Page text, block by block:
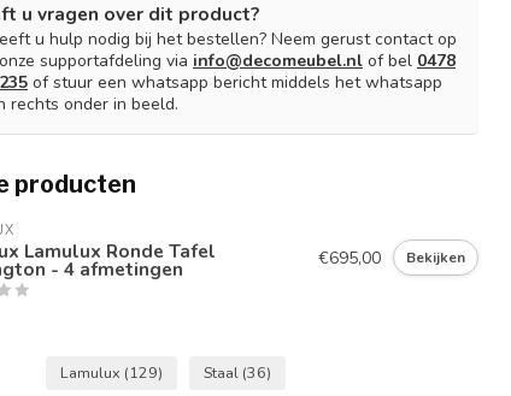
u vragen over dit product?
u hulp nodig bij het bestellen? Neem gerust contact op
supportafdeling via info@decomeubel.nl of bel 0478
of stuur een whatsapp bericht middels het whatsapp
rechts onder in beeld.
producten
Lamulux Ronde Tafel
- 4 afmetingen €695,00 Bekijken
Lamulux (129) Staal (36)